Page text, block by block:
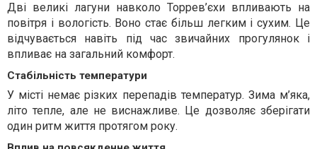
Дві великі лагуни навколо Торрев’єхи впливають на
повітря і вологість. Воно стає більш легким і сухим. Це
відчувається навіть під час звичайних прогулянок і
впливає на загальний комфорт.
Стабільність температури
У місті немає різких перепадів температур. Зима м’яка,
літо тепле, але не виснажливе. Це дозволяє зберігати
один ритм життя протягом року.